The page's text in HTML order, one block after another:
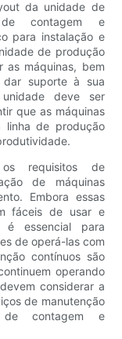
da unidade de
de contagem e
para instalação e
de produção
as máquinas, bem
dar suporte à sua
deve ser
que as máquinas
linha de produção
requisitos de
de máquinas
Embora essas
fáceis de usar e
é essencial para
de operá-las com
contínuos são
operando
considerar a
de manutenção
de contagem e